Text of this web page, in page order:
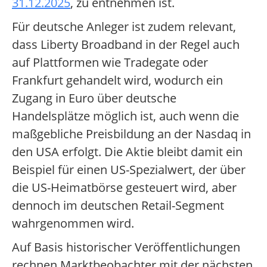
Für deutsche Anleger ist zudem relevant,
dass Liberty Broadband in der Regel auch
auf Plattformen wie Tradegate oder
Frankfurt gehandelt wird, wodurch ein
Zugang in Euro über deutsche
Handelsplätze möglich ist, auch wenn die
maßgebliche Preisbildung an der Nasdaq in
den USA erfolgt. Die Aktie bleibt damit ein
Beispiel für einen US-Spezialwert, der über
die US-Heimatbörse gesteuert wird, aber
dennoch im deutschen Retail-Segment
wahrgenommen wird.
Auf Basis historischer Veröffentlichungen